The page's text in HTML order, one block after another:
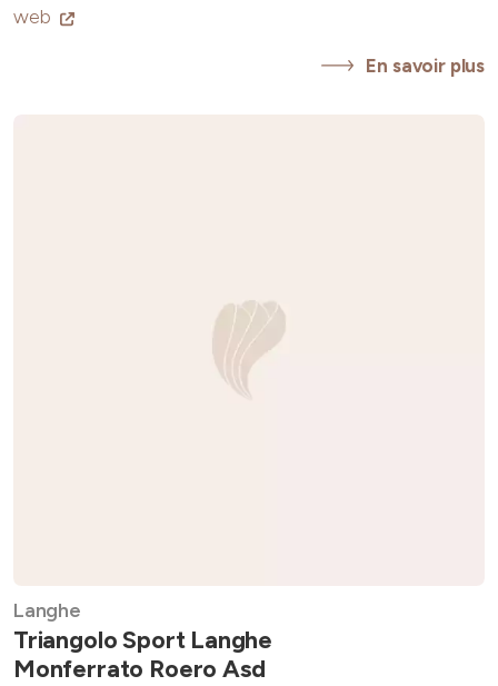
web
En savoir plus
Langhe
Triangolo Sport Langhe
Monferrato Roero Asd